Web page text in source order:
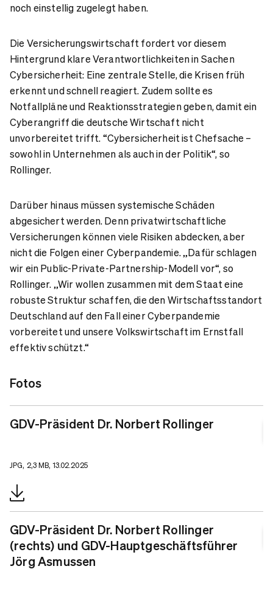
noch einstellig zugelegt haben.
Die Versicherungswirtschaft fordert vor diesem
Hintergrund klare Verantwortlichkeiten in Sachen
Cybersicherheit: Eine zentrale Stelle, die Krisen früh
erkennt und schnell reagiert. Zudem sollte es
Notfallpläne und Reaktionsstrategien geben, damit ein
Cyberangriff die deutsche Wirtschaft nicht
unvorbereitet trifft. “Cybersicherheit ist Chefsache –
sowohl in Unternehmen als auch in der Politik“, so
Rollinger.
Darüber hinaus müssen systemische Schäden
abgesichert werden. Denn privatwirtschaftliche
Versicherungen können viele Risiken abdecken, aber
nicht die Folgen einer Cyberpandemie. „Dafür schlagen
wir ein Public-Private-Partnership-Modell vor“, so
Rollinger. „Wir wollen zusammen mit dem Staat eine
robuste Struktur schaffen, die den Wirtschaftsstandort
Deutschland auf den Fall einer Cyberpandemie
vorbereitet und unsere Volkswirtschaft im Ernstfall
effektiv schützt.“
Fotos
GDV-Präsident Dr. Norbert Rollinger
JPG, 2,3 MB, 13.02.2025
GDV-Präsident Dr. Norbert Rollinger
(rechts) und GDV-Hauptgeschäftsführer
Jörg Asmussen